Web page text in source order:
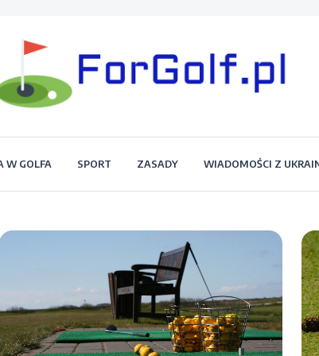
W GOLFA SPORT ZASADY WIADOMOŚCI Z